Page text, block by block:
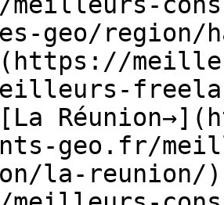
geo/
geo.fr/
la-reunion/